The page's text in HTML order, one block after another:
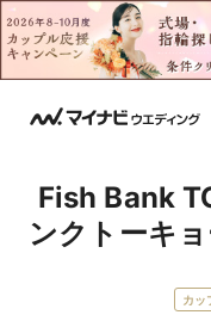
Fish Bank
ンクトーキ
カッ